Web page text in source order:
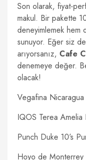
Son olarak, fiyat-
makul. Bir pakette
deneyimlemek hem
sunuyor. Eğer siz
arıyorsanız, Cafe
denemeye değer.
olacak!
Vegafina
IQOS Terea Amelia
Punch Duke 10’s
Hoyo de Monterrey